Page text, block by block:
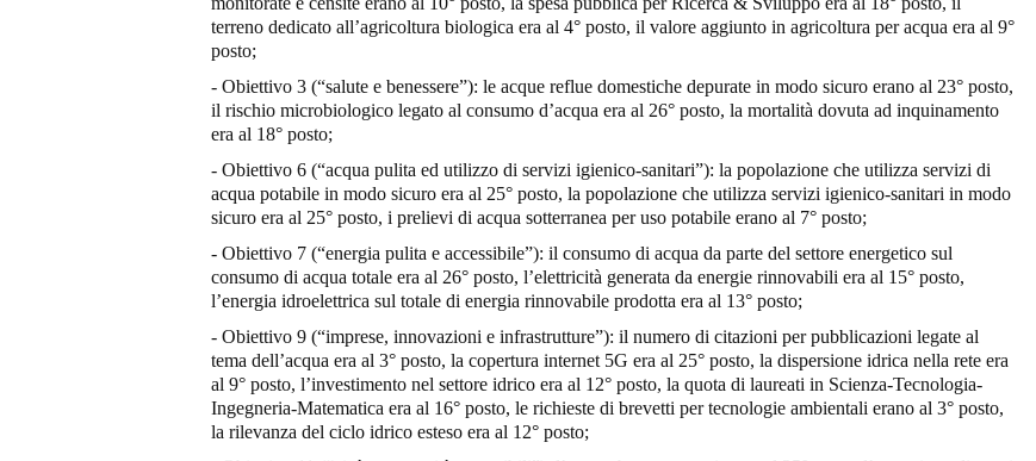
terreno dedicato all’agricoltura biologica era al 4° posto, il valore aggiunto in agricoltura per acqua era al 9°
posto;
- Obiettivo 3 (“salute e benessere”): le acque reflue domestiche depurate in modo sicuro erano al 23° posto,
il rischio microbiologico legato al consumo d’acqua era al 26° posto, la mortalità dovuta ad inquinamento
era al 18° posto;
- Obiettivo 6 (“acqua pulita ed utilizzo di servizi igienico-sanitari”): la popolazione che utilizza servizi di
acqua potabile in modo sicuro era al 25° posto, la popolazione che utilizza servizi igienico-sanitari in modo
sicuro era al 25° posto, i prelievi di acqua sotterranea per uso potabile erano al 7° posto;
- Obiettivo 7 (“energia pulita e accessibile”): il consumo di acqua da parte del settore energetico sul
consumo di acqua totale era al 26° posto, l’elettricità generata da energie rinnovabili era al 15° posto,
l’energia idroelettrica sul totale di energia rinnovabile prodotta era al 13° posto;
- Obiettivo 9 (“imprese, innovazioni e infrastrutture”): il numero di citazioni per pubblicazioni legate al
tema dell’acqua era al 3° posto, la copertura internet 5G era al 25° posto, la dispersione idrica nella rete era
al 9° posto, l’investimento nel settore idrico era al 12° posto, la quota di laureati in Scienza-Tecnologia-
Ingegneria-Matematica era al 16° posto, le richieste di brevetti per tecnologie ambientali erano al 3° posto,
la rilevanza del ciclo idrico esteso era al 12° posto;